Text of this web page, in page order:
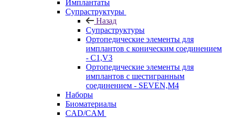
Имплантаты
Супраструктуры
Назад
Супраструктуры
Ортопедические элементы для
имплантов с коническим соединением
- C1,V3
Ортопедические элементы для
имплантов с шестигранным
соединением - SEVEN,M4
Наборы
Биоматериалы
CAD/CAM